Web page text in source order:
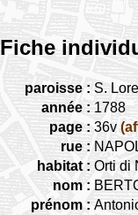
Fiche
paroisse : S.
année : 1788
page : 36v
rue :
habitat : Orti di
nom :
prénom :